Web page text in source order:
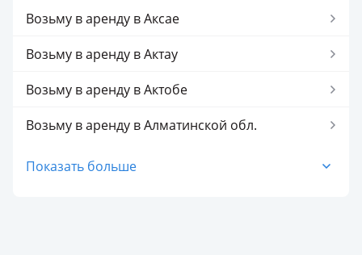
Возьму в аренду магазин без посредников
Возьму в аренду офис без посредников
Возьму в аренду пекарню без посредников
Возьму в аренду помещение без посредников
Возьму в аренду в Аксае
Возьму в аренду в Актау
Возьму в аренду в Актобе
Возьму в аренду в Алматинской обл.
Возьму в аренду в Алматы
Показать больше